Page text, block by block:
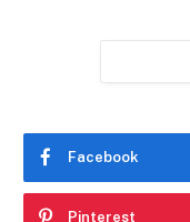
Facebook
Pinterest